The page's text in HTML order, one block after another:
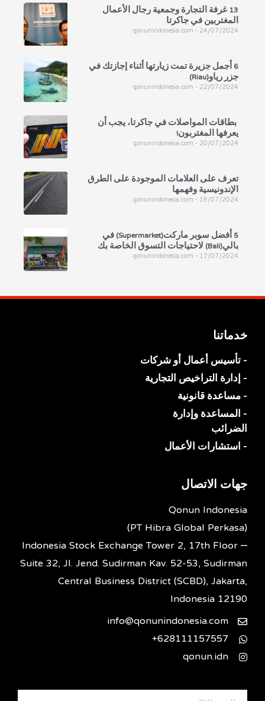
13 غرفة التجارة وجمعية رجال الأعمال
المغتربين في جاكرتا
qonunindonesia.com 24/07/2024
6 أجمل جزيرة تمت زيارتها أثناء إجازتك في
جزر رياو(Riau)
qonunindonesia.com 22/07/2024
بطاقات المواصلات في جاكرتا، يجب أن
يعرفها المغتربون!
qonunindonesia.com 20/07/2024
تعرف على العلامات الموجودة على الطرق
الإندونيسية وفهمها
qonunindonesia.com 19/07/2024
5 أفضل سوبر ماركت(Supermarket) في
بالي(Bali) لاحتياجات التسوق الخاصة بك
qonunindonesia.com 17/07/2024
خدماتنا
- تأسيس أعمال أو شركات
- إدارة التراخيص التجارية
- مساعدة قانونية
- المساعدة وإدارة
الضرائب
- استشارات الأعمال
جهات الاتصال
Qonun Indonesia
(PT Hibra Global Perkasa)
Indonesia Stock Exchange Tower 2, 17th Floor –
Suite 32, Jl. Jend. Sudirman Kav. 52-53, Sudirman
Central Business District (SCBD), Jakarta,
Indonesia 12190
info@qonunindonesia.com
628111157557+
qonun.idn